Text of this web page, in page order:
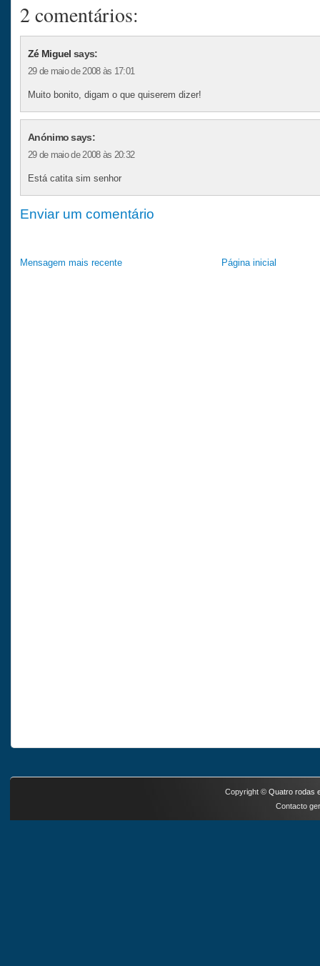
2 comentários:
Zé Miguel says:
29 de maio de 2008 às 17:01
Muito bonito, digam o que quiserem dizer!
Anónimo says:
29 de maio de 2008 às 20:32
Está catita sim senhor
Enviar um comentário
Mensagem mais recente Página inicial
Copyright © Quatro rodas
Contacto